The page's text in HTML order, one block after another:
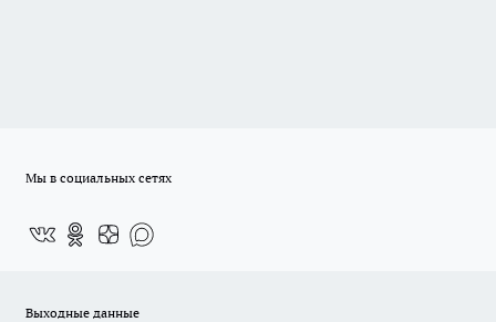
Мы в социальных сетях
Выходные данные